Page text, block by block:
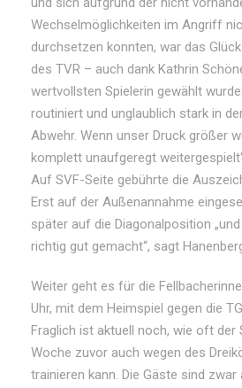
Wechselmöglichkeiten im Angriff
durchsetzen konnten, war das
des TVR – auch dank Kathrin
wertvollsten Spielerin gewählt
routiniert und unglaublich stark in
Abwehr. Wenn unser Druck größer
komplett unaufgeregt
Auf SVF-Seite gebührte die
Erst auf der Außenannahme
später auf die Diagonalposition
richtig gut gemacht“, sagt
Weiter geht es für die
Uhr, mit dem Heimspiel gegen die
Fraglich ist aktuell noch, wie oft der
Woche zuvor auch wegen des
trainieren kann. Die Gäste sind